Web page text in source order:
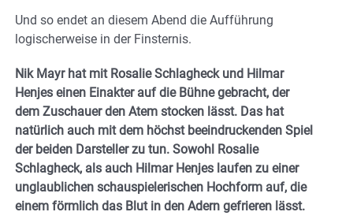
Und so endet an diesem Abend die Aufführung
logischerweise in der Finsternis.
Nik Mayr hat mit Rosalie Schlagheck und Hilmar
Henjes einen Einakter auf die Bühne gebracht, der
dem Zuschauer den Atem stocken lässt. Das hat
natürlich auch mit dem höchst beeindruckenden Spiel
der beiden Darsteller zu tun. Sowohl Rosalie
Schlagheck, als auch Hilmar Henjes laufen zu einer
unglaublichen schauspielerischen Hochform auf, die
einem förmlich das Blut in den Adern gefrieren lässt.